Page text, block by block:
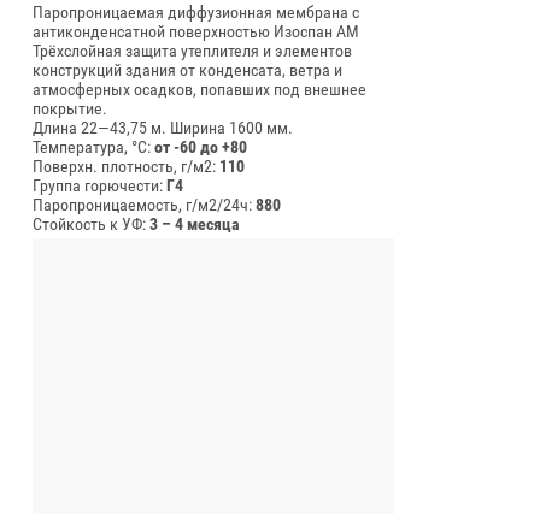
Паропроницаемая диффузионная мембрана с
антиконденсатной поверхностью Изоспан АМ
Трёхслойная защита утеплителя и элементов
конструкций здания от конденсата, ветра и
атмосферных осадков, попавших под внешнее
покрытие.
Длина 22—43,75 м. Ширина 1600 мм.
Температура, °C:от -60 до +80
Поверхн. плотность, г/м2: 110
Группа горючести:Г4
Паропроницаемость, г/м2/24ч:880
Стойкость к УФ:3 – 4 месяца